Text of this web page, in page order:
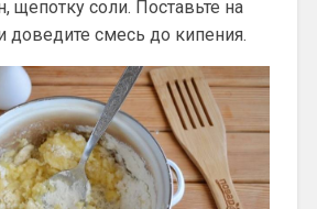
щепотку соли. Поставьте на
доведите смесь до кипения.